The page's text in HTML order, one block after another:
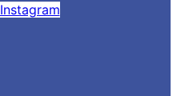
Instagram